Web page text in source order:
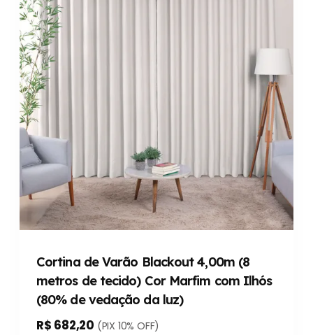
Cortina de Varão Blackout 4,00m (8
metros de tecido) Cor Marfim com Ilhós
(80% de vedação da luz)
R$ 682,20 (PIX 10% OFF)